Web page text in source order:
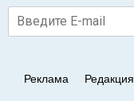
Реклама Редакция